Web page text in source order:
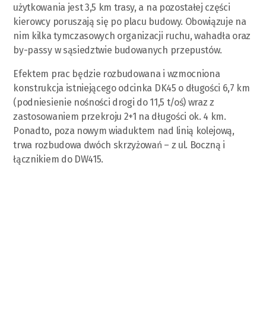
użytkowania jest 3,5 km trasy, a na pozostałej części
kierowcy poruszają się po placu budowy. Obowiązuje na
nim kilka tymczasowych organizacji ruchu, wahadła oraz
by-passy w sąsiedztwie budowanych przepustów.
Efektem prac będzie rozbudowana i wzmocniona
konstrukcja istniejącego odcinka DK45 o długości 6,7 km
(podniesienie nośności drogi do 11,5 t/oś) wraz z
zastosowaniem przekroju 2+1 na długości ok. 4 km.
Ponadto, poza nowym wiaduktem nad linią kolejową,
trwa rozbudowa dwóch skrzyżowań – z ul. Boczną i
łącznikiem do DW415.